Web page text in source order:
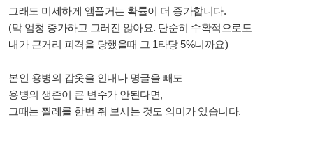
그래도 미세하게 앰플거는 확률이 더 증가합니다.
(막 엄청 증가하고 그러진 않아요. 단순히 수확적으로도
내가 근거리 피격을 당했을때 그 1타당 5%니까요)
본인 용병의 갑옷을 인내나 명굴을 빼도
용병의 생존이 큰 변수가 안된다면,
그때는 찔레를 한번 줘 보시는 것도 의미가 있습니다.